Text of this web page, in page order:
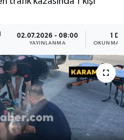
02.07.2026 - 08:00
YAYINLANMA
1 DK
OKUNMA